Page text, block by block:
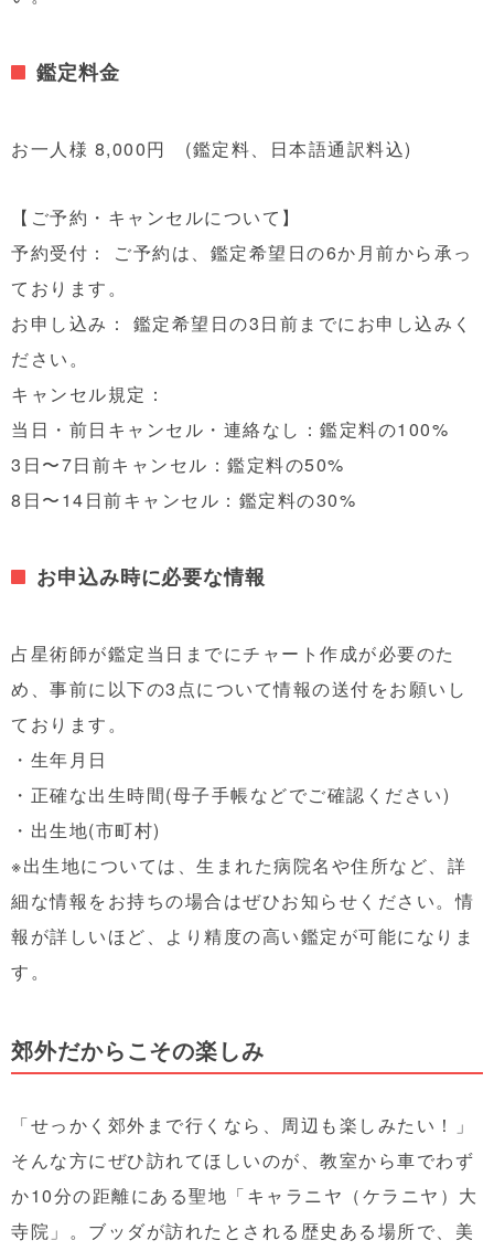
鑑定料金
お一人様 8,000円 (鑑定料、日本語通訳料込)
【ご予約・キャンセルについて】
予約受付： ご予約は、鑑定希望日の6か月前から承っ
ております。
お申し込み： 鑑定希望日の3日前までにお申し込みく
ださい。
キャンセル規定：
当日・前日キャンセル・連絡なし：鑑定料の100%
3日〜7日前キャンセル：鑑定料の50%
8日〜14日前キャンセル：鑑定料の30%
お申込み時に必要な情報
占星術師が鑑定当日までにチャート作成が必要のた
め、事前に以下の3点について情報の送付をお願いし
ております。
・生年月日
・正確な出生時間(母子手帳などでご確認ください)
・出生地(市町村)
※出生地については、生まれた病院名や住所など、詳
細な情報をお持ちの場合はぜひお知らせください。情
報が詳しいほど、より精度の高い鑑定が可能になりま
す。
郊外だからこその楽しみ
「せっかく郊外まで行くなら、周辺も楽しみたい！」
そんな方にぜひ訪れてほしいのが、教室から車でわず
か10分の距離にある聖地「キャラニヤ（ケラニヤ）大
寺院」。ブッダが訪れたとされる歴史ある場所で、美